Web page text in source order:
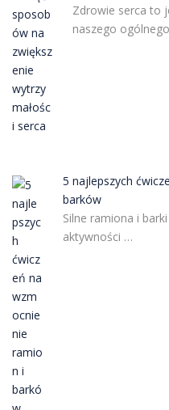
Zdrowie serca to
naszego
5 najlepszych
barków
Silne ramiona i
aktywności …